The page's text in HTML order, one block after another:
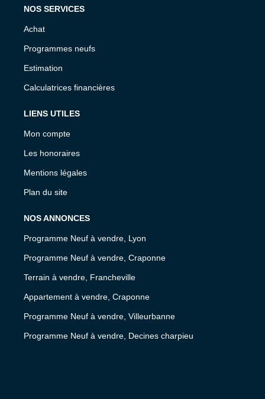
NOS SERVICES
Achat
Programmes neufs
Estimation
Calculatrices financières
LIENS UTILES
Mon compte
Les honoraires
Mentions légales
Plan du site
NOS ANNONCES
Programme Neuf à vendre, Lyon
Programme Neuf à vendre, Craponne
Terrain à vendre, Francheville
Appartement à vendre, Craponne
Programme Neuf à vendre, Villeurbanne
Programme Neuf à vendre, Decines charpieu